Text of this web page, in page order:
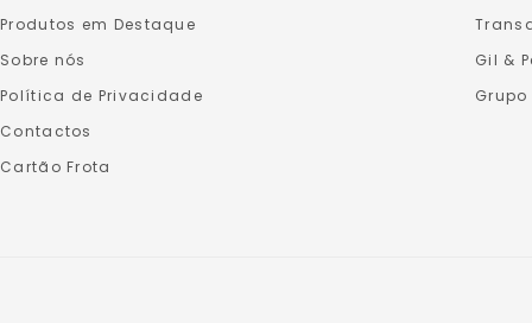
Produtos em Destaque
Sobre nós
Política de Privacidade
Contactos
Cartão Frota
Gil &